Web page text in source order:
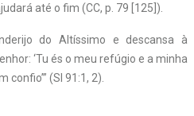
até o fim (CC, p. 79 [125]).
do Altíssimo e descansa à
‘Tu és o meu refúgio e a minha
(Sl 91:1, 2).